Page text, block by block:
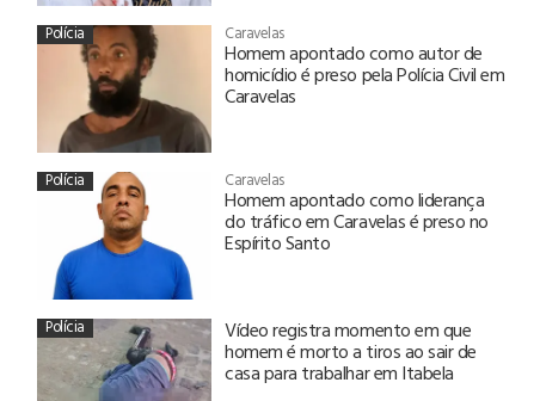
Polícia Caravelas
Homem apontado como autor de
homicídio é preso pela Polícia Civil em
Caravelas
Polícia Caravelas
Homem apontado como liderança
do tráfico em Caravelas é preso no
Espírito Santo
Polícia Vídeo registra momento em que
homem é morto a tiros ao sair de
casa para trabalhar em Itabela